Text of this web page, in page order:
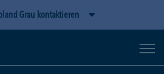
Grau kontaktieren